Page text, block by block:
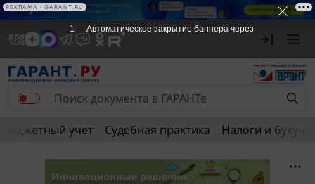
Бюджетный учет Судебная практика Налоги и